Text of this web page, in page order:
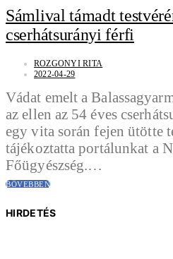
Sámlival támadt
cserhátsurányi férfi
ROZGONYI RITA
2022-04-29
Vádat emelt a
az ellen az 54 éves
egy vita során fejen ütötte
tájékoztatta portálunkat a
Főügyészség.…
BŐVEBBEN
HIRDETÉS